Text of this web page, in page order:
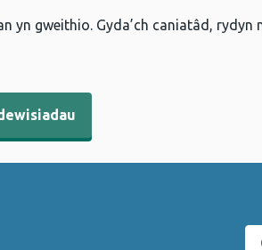
yn gweithio. Gyda’ch caniatâd,